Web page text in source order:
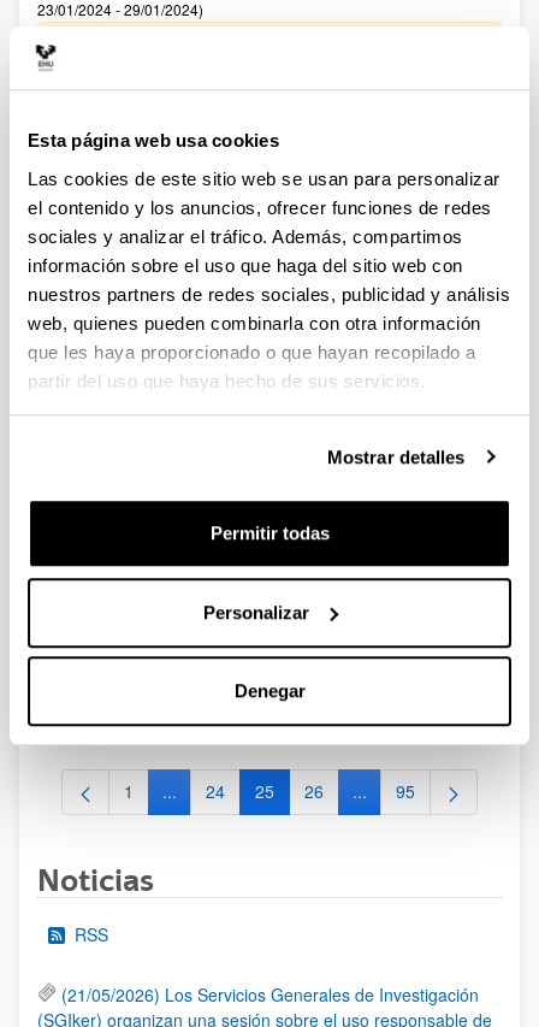
Esta página web usa cookies
Las cookies de este sitio web se usan para personalizar
el contenido y los anuncios, ofrecer funciones de redes
sociales y analizar el tráfico. Además, compartimos
información sobre el uso que haga del sitio web con
nuestros partners de redes sociales, publicidad y análisis
web, quienes pueden combinarla con otra información
que les haya proporcionado o que hayan recopilado a
partir del uso que haya hecho de sus servicios.
Mostrar detalles
Permitir todas
Personalizar
Denegar
23/01/2024 - 29/01/2024)
de solicitudes admitidas y excluidas para evaluación.
solicitudes admitidas y excluidas para evaluación. 22/01/2024-
Se ha publicado la convocatoria
Fellows Gipuzkoa 2024
Sin trámite abierto (Fecha de fin del plazo de presentación:
22/05/2024 13:00)
El plazo de presentación de solicitudes finaliza el 22/05/2024,
a las 13:00
CONVOCATORIA PROGRAMA PREDOCTORAL DE
FORMACIÓN DE PERSONAL INVESTIGADOR NO DOCTOR
Sin trámite abierto (Fecha de fin del plazo de presentación:
Convocatoria del Programa Posdoctoral de
Sin trámite abierto (Plazo de presentación de solicitudes:
Página
1 ...Páginas intermedias Use TAB para desplazarse.
Página
24 Página
25 Página
26 ...Páginas intermedias
Página
95
Noticias
RSS
(21/05/2026) Los Servicios Generales de Investigación
(SGIker) organizan una sesión sobre el uso responsable de